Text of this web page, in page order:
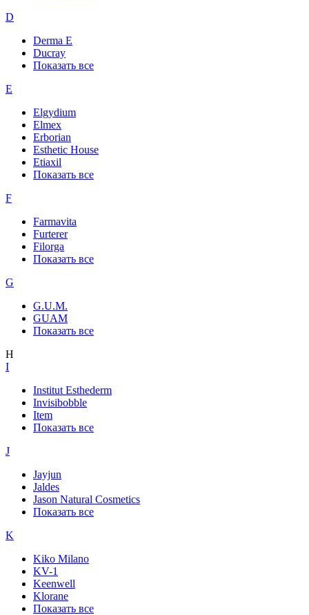
D
Derma E
Ducray
Показать все
E
Elgydium
Elmex
Erborian
Esthetic House
Etiaxil
Показать все
F
Farmavita
Furterer
Filorga
Показать все
G
G.U.M.
GUAM
Показать все
H
I
Institut Esthederm
Invisibobble
Item
Показать все
J
Jayjun
Jaldes
Jason Natural Cosmetics
Показать все
K
Kiko Milano
KV-1
Keenwell
Klorane
Показать все